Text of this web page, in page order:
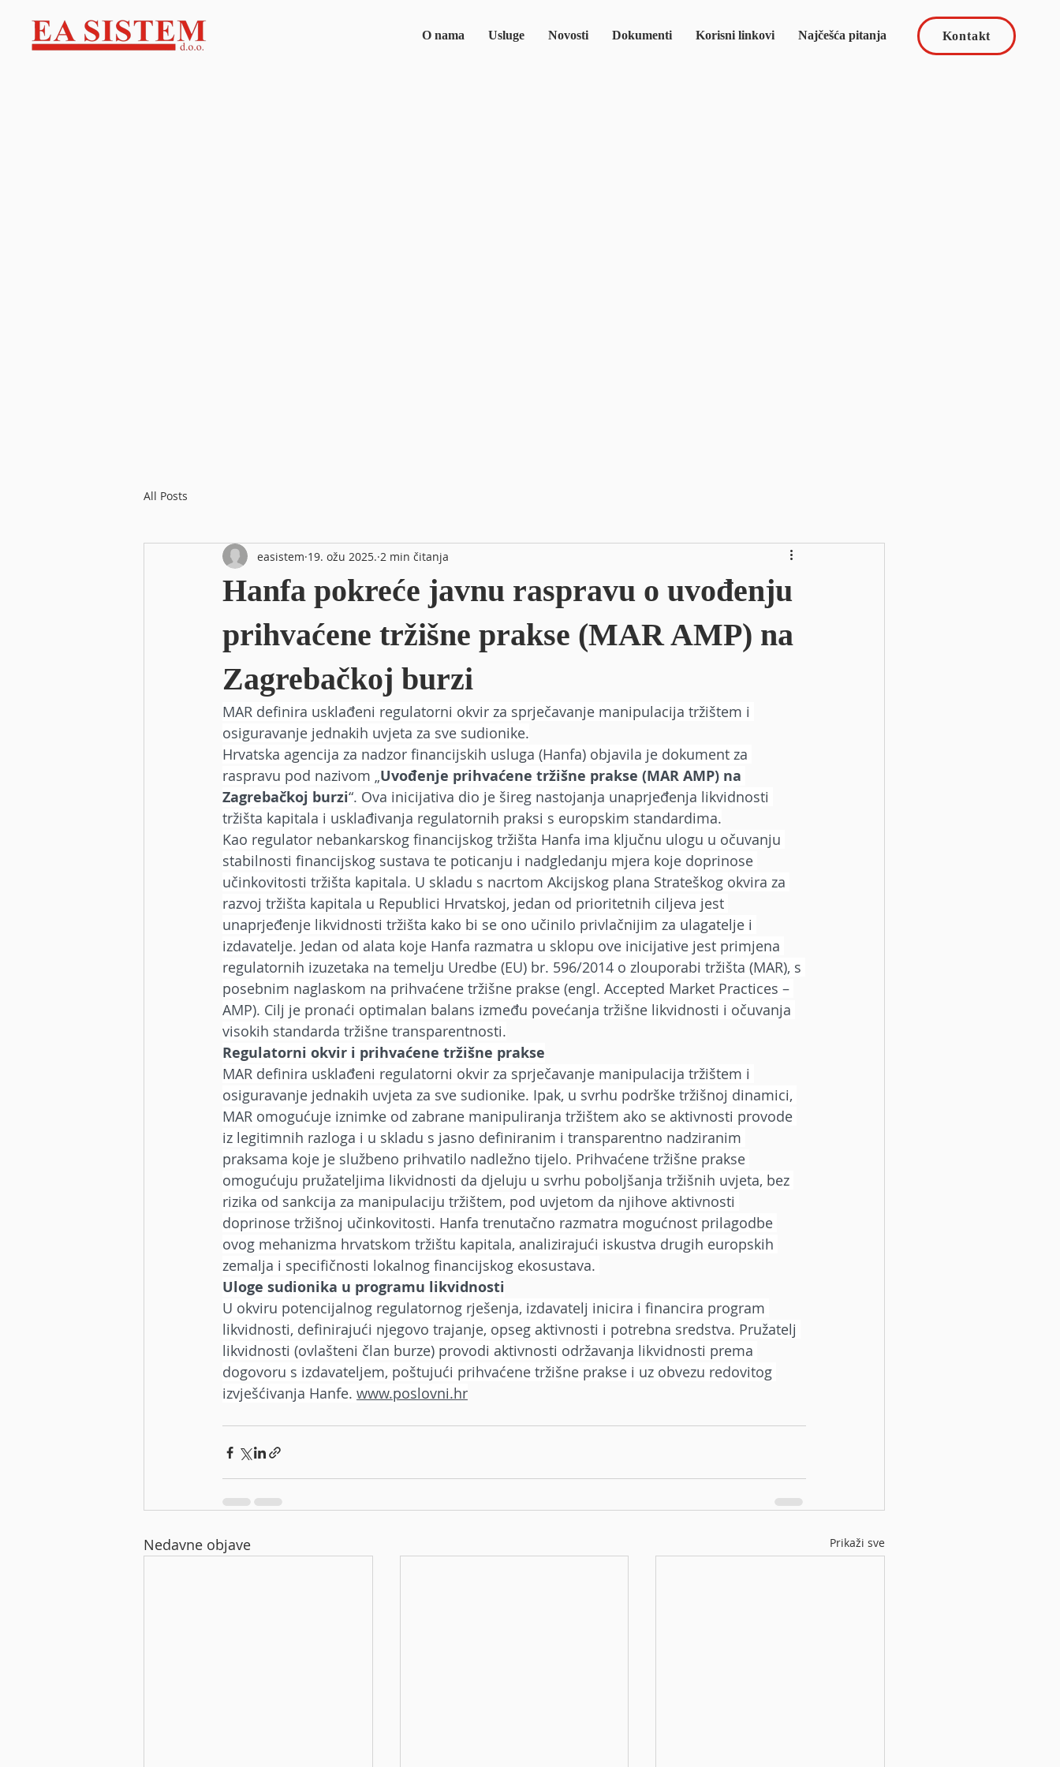
O nama Usluge Novosti Dokumenti Korisni linkovi Najčešća pitanja Kontakt
All Posts
Hanfa pokreće javnu raspravu o uvođenju
prihvaćene tržišne prakse (MAR AMP) na
Zagrebačkoj burzi
easistem 19. ožu 2025. 2 min čitanja
MAR definira usklađeni regulatorni okvir za sprječavanje manipulacija tržištem i
osiguravanje jednakih uvjeta za sve sudionike.
Hrvatska agencija za nadzor financijskih usluga (Hanfa) objavila je dokument za
raspravu pod nazivom „Uvođenje prihvaćene tržišne prakse (MAR AMP) na
Zagrebačkoj burzi“. Ova inicijativa dio je šireg nastojanja unaprjeđenja likvidnosti
tržišta kapitala i usklađivanja regulatornih praksi s europskim standardima.
Kao regulator nebankarskog financijskog tržišta Hanfa ima ključnu ulogu u očuvanju
stabilnosti financijskog sustava te poticanju i nadgledanju mjera koje doprinose
učinkovitosti tržišta kapitala. U skladu s nacrtom Akcijskog plana Strateškog okvira za
razvoj tržišta kapitala u Republici Hrvatskoj, jedan od prioritetnih ciljeva jest
unaprjeđenje likvidnosti tržišta kako bi se ono učinilo privlačnijim za ulagatelje i
izdavatelje. Jedan od alata koje Hanfa razmatra u sklopu ove inicijative jest primjena
regulatornih izuzetaka na temelju Uredbe (EU) br. 596/2014 o zlouporabi tržišta (MAR), s
posebnim naglaskom na prihvaćene tržišne prakse (engl. Accepted Market Practices –
AMP). Cilj je pronaći optimalan balans između povećanja tržišne likvidnosti i očuvanja
visokih standarda tržišne transparentnosti.
Regulatorni okvir i prihvaćene tržišne prakse
MAR definira usklađeni regulatorni okvir za sprječavanje manipulacija tržištem i
osiguravanje jednakih uvjeta za sve sudionike. Ipak, u svrhu podrške tržišnoj dinamici,
MAR omogućuje iznimke od zabrane manipuliranja tržištem ako se aktivnosti provode
iz legitimnih razloga i u skladu s jasno definiranim i transparentno nadziranim
praksama koje je službeno prihvatilo nadležno tijelo. Prihvaćene tržišne prakse
omogućuju pružateljima likvidnosti da djeluju u svrhu poboljšanja tržišnih uvjeta, bez
rizika od sankcija za manipulaciju tržištem, pod uvjetom da njihove aktivnosti
doprinose tržišnoj učinkovitosti. Hanfa trenutačno razmatra mogućnost prilagodbe
ovog mehanizma hrvatskom tržištu kapitala, analizirajući iskustva drugih europskih
zemalja i specifičnosti lokalnog financijskog ekosustava.
Uloge sudionika u programu likvidnosti
U okviru potencijalnog regulatornog rješenja, izdavatelj inicira i financira program
likvidnosti, definirajući njegovo trajanje, opseg aktivnosti i potrebna sredstva. Pružatelj
likvidnosti (ovlašteni član burze) provodi aktivnosti održavanja likvidnosti prema
dogovoru s izdavateljem, poštujući prihvaćene tržišne prakse i uz obvezu redovitog
izvješćivanja Hanfe. www.poslovni.hr
Nedavne objave Prikaži sve